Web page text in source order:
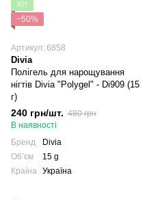
Хіт
−50%
Артикул: 6858
Divia
Полігель для нарощування
нігтів Divia "Polygel" - Di909 (15
г)
240 грн/шт. 480 грн
В наявності
Бренд
Divia
Обʼєм
15 g
Країна
Україна